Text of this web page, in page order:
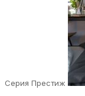
Серия Престиж